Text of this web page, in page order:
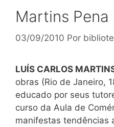
Martins Pena
03/09/2010 Por
LUÍS CARLOS
obras (Rio de Janeiro,
educado por seus
curso da Aula de
manifestas tendências